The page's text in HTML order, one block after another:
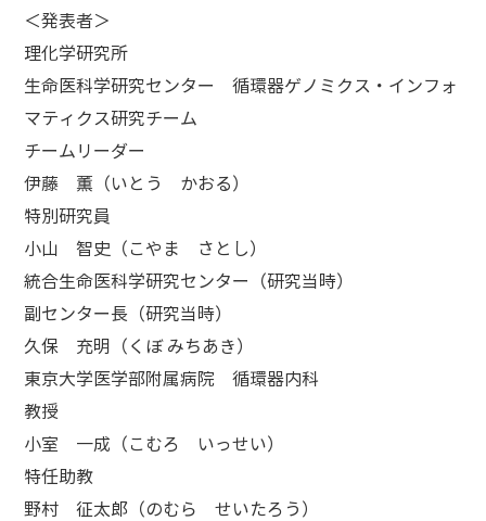
＜発表者＞
理化学研究所
生命医科学研究センター 循環器ゲノミクス・インフォ
マティクス研究チーム
チームリーダー
伊藤 薫（いとう かおる）
特別研究員
小山 智史（こやま さとし）
統合生命医科学研究センター（研究当時）
副センター長（研究当時）
久保 充明（くぼ みちあき）
東京大学医学部附属病院 循環器内科
教授
小室 一成（こむろ いっせい）
特任助教
野村 征太郎（のむら せいたろう）